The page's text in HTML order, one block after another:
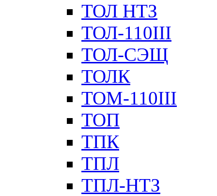
ТОЛ НТЗ
ТОЛ-110III
ТОЛ-СЭЩ
ТОЛК
ТОМ-110III
ТОП
ТПК
ТПЛ
ТПЛ-НТЗ